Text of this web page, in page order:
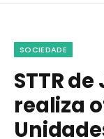
SOCIEDADE
STTR
realiza